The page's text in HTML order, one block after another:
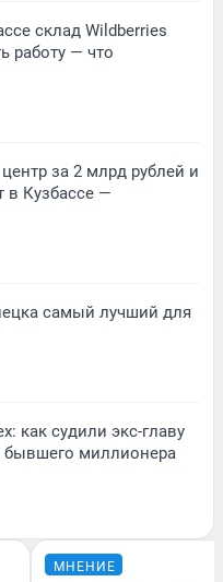
склад Wildberries
работу — что
за 2 млрд рублей и
в Кузбассе —
самый лучший для
как судили экс-главу
бывшего миллионера
МНЕНИЕ